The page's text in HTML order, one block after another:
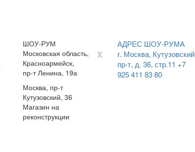
ШОУ-РУМ
x
Московская область,
Красноармейск,
пр-т Ленина, 19а
Москва, пр-т
Кутузовский, 36
Магазин на
реконструкции
АДРЕС ШОУ-РУМА
г. Москва, Кутузовский
пр-т, д. 36, стр.11 +7
925 411 83 80